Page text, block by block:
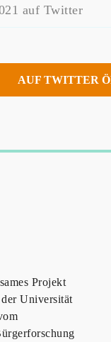
auf Twitter
AUF TWITTER
Projekt
Universität